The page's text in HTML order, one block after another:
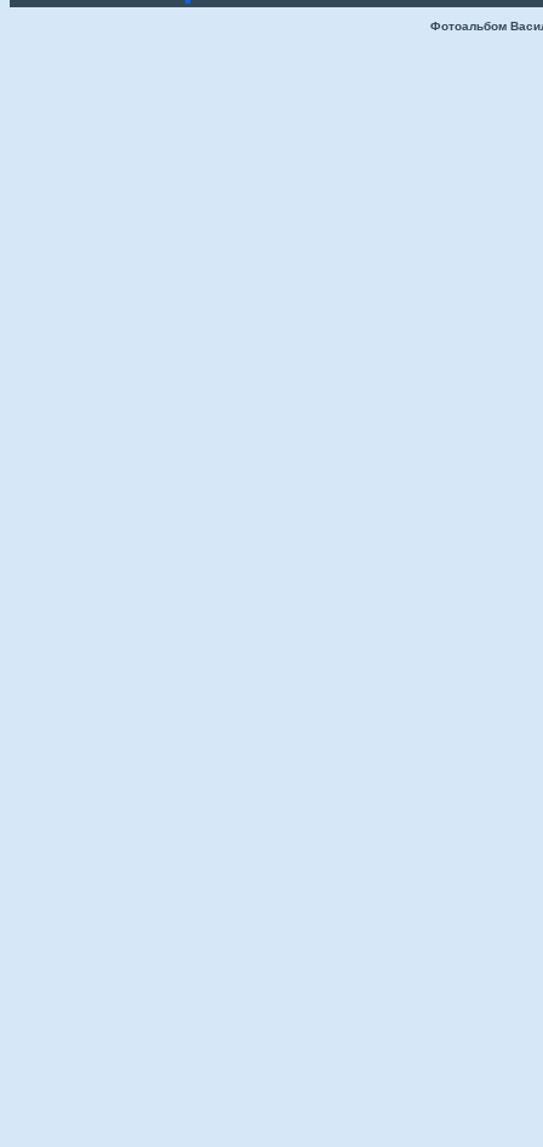
Фотоальбом